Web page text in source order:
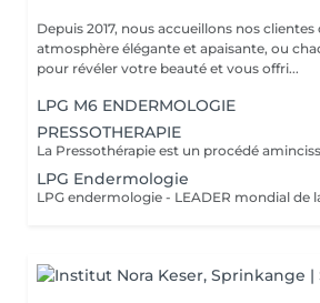
Depuis 2017, nous accueillons nos clientes
atmosphère élégante et apaisante, ou
pour révéler votre beauté et vous offri...
LPG M6 ENDERMOLOGIE
PRESSOTHERAPIE
LPG Endermologie